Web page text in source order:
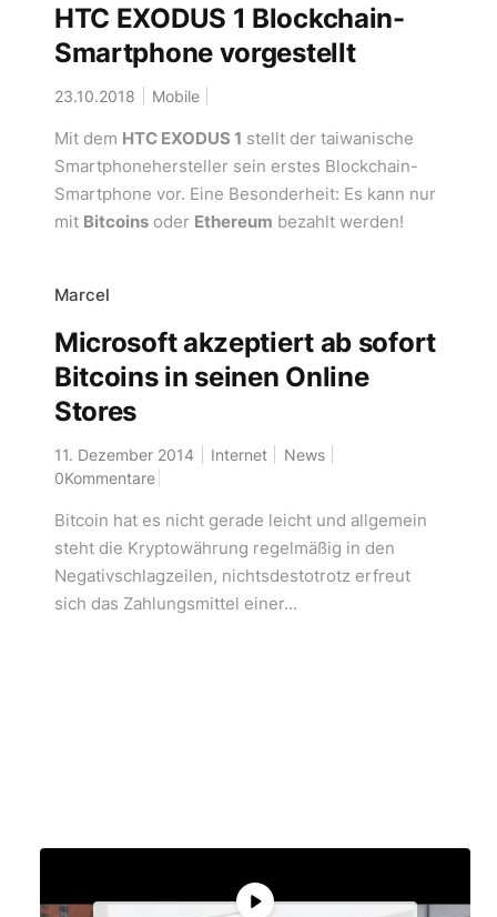
HTC EXODUS 1 Blockchain-
Smartphone vorgestellt
23.10.2018 Mobile
Mit dem HTC EXODUS 1 stellt der taiwanische
Smartphonehersteller sein erstes Blockchain-
Smartphone vor. Eine Besonderheit: Es kann nur
mit Bitcoinsoder Ethereum bezahlt werden!
Marcel
Microsoft akzeptiert ab sofort
Bitcoins in seinen Online
Stores
11. Dezember 2014 Internet
News
0Kommentare
Bitcoin hat es nicht gerade leicht und allgemein
steht die Kryptowährung regelmäßig in den
Negativschlagzeilen, nichtsdestotrotz erfreut
sich das Zahlungsmittel einer...